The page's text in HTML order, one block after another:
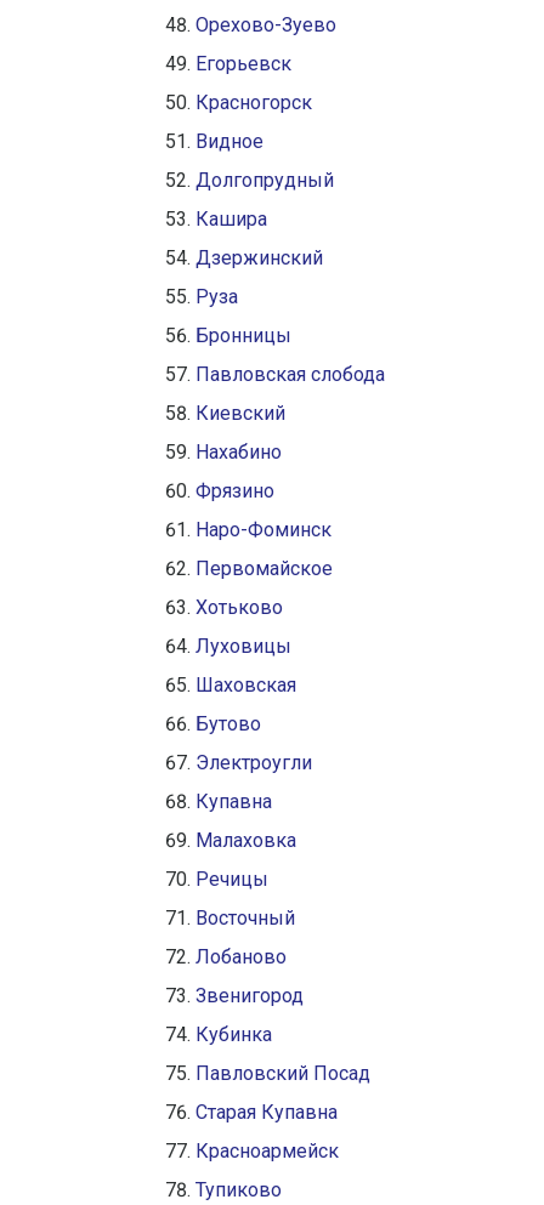
Орехово-Зуево
Егорьевск
Красногорск
Видное
Долгопрудный
Кашира
Дзержинский
Руза
Бронницы
Павловская слобода
Киевский
Нахабино
Фрязино
Наро-Фоминск
Первомайское
Хотьково
Луховицы
Шаховская
Бутово
Электроугли
Купавна
Малаховка
Речицы
Восточный
Лобаново
Звенигород
Кубинка
Павловский Посад
Старая Купавна
Красноармейск
Тупиково